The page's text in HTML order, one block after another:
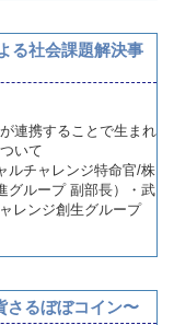
る社会課題解決事
連携することで生まれ
いて
ルチャレンジ特命官/株
グループ 副部長）・武
レンジ創生グループ
さるぼぼコイン〜